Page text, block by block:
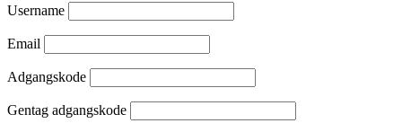
Username
Email
Adgangskode
Gentag adgangskode